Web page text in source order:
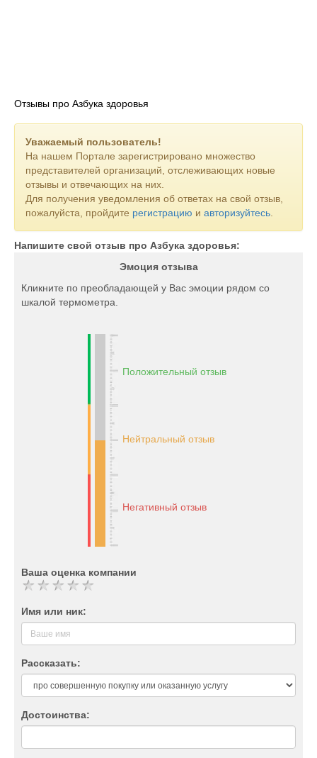
Отзывы про Азбука здоровья
Уважаемый пользователь!
На нашем Портале зарегистрировано множество
представителей организаций, отслеживающих новые
отзывы и отвечающих на них.
Для получения уведомления об ответах на свой отзыв,
пожалуйста, пройдите регистрацию и авторизуйтесь
Напишите свой отзыв про Азбука здоровья:
Эмоция отзыва
Кликните по преобладающей у Вас эмоции рядом со
шкалой термометра.
Положительный отзыв
Нейтральный отзыв
Негативный отзыв
Ваша оценка компании
Имя или ник:
Рассказать:
Достоинства: